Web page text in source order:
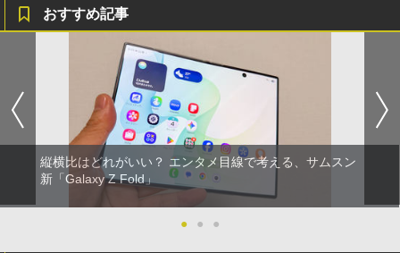
おすすめ記事
縦横比はどれがいい？ エンタメ目線で考える、サムスン
新「Galaxy Z Fold」
● ● ●